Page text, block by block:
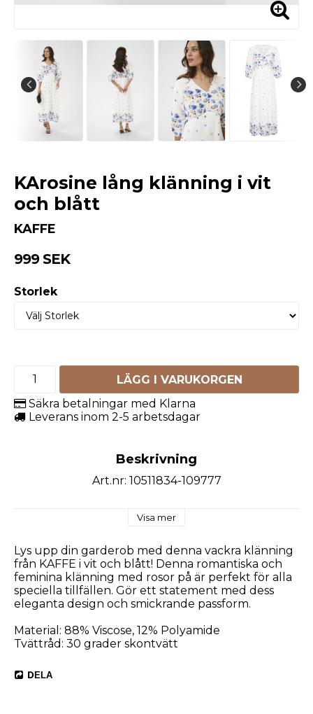
KArosine lång klänning i vit
och blått
KAFFE
999 SEK
Storlek
LÄGG I VARUKORGEN
Säkra betalningar med Klarna
Leverans inom 2-5 arbetsdagar
Beskrivning
Art.nr: 10511834-109777
Visa mer
Lys upp din garderob med denna vackra klänning
från KAFFE i vit och blått! Denna romantiska och
feminina klänning med rosor på är perfekt för alla
speciella tillfällen. Gör ett statement med dess
eleganta design och smickrande passform.
Material: 88% Viscose, 12% Polyamide
Tvättråd: 30 grader skontvätt
DELA